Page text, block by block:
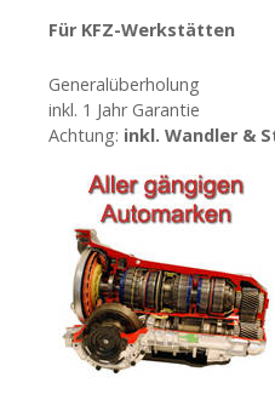
Für KFZ-Werkstätten
Generalüberholung
inkl. 1 Jahr Garantie
Achtung: inkl. Wandler &